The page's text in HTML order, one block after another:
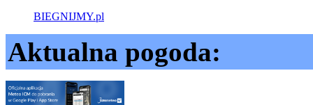
BIEGNIJMY.pl
Aktualna pogoda: